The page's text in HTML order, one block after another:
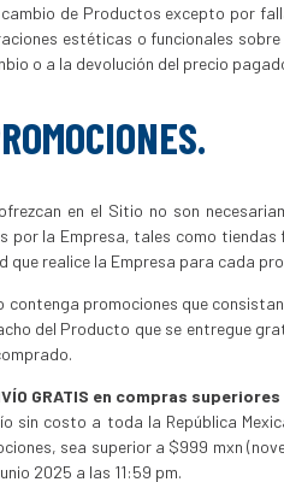
de Productos excepto por
estéticas o funcionales
o a la devolución del precio
en el Sitio no son
por la Empresa, tales como
que realice la Empresa para cada
contenga promociones que
del Producto que se entregue
GRATIS en compras
sin costo a toda la República
sea superior a $999 mxn
2025 a las 11:59 pm.